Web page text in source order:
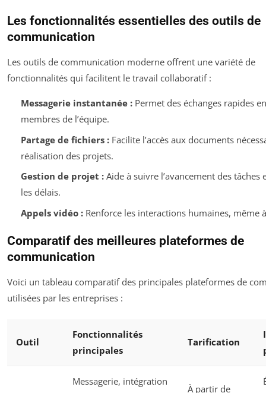
Les fonctionnalités essentielles des outils de
communication
Les outils de communication moderne offrent une variété de
fonctionnalités qui facilitent le travail collaboratif :
Messagerie instantanée :Permet des échanges rapides
membres de l’équipe.
Partage de fichiers :Facilite l’accès aux documents
réalisation des projets.
Gestion de projet :Aide à suivre l’avancement des tâches
les délais.
Appels vidéo :Renforce les interactions humaines, même
Comparatif des meilleures plateformes de
communication
Voici un tableau comparatif des principales plateformes de
utilisées par les entreprises :
Outil
Fonctionnalités
principales
Tarification
Messagerie, intégration
À partir de